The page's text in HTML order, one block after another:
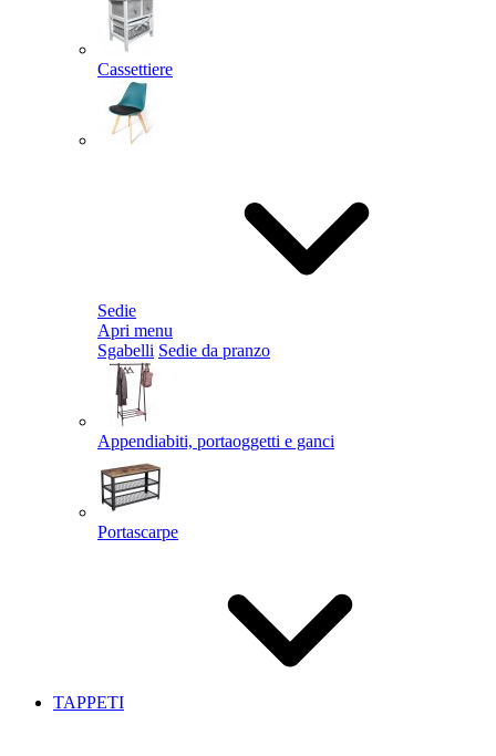
Cassettiere
Sedie
Apri menu
Sgabelli Sedie da pranzo
Appendiabiti, portaoggetti e ganci
Portascarpe
TAPPETI